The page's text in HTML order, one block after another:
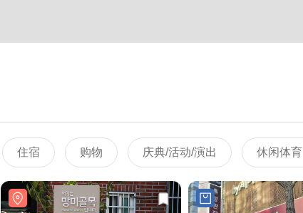
住宿 购物 庆典/活动/演出 休闲体育